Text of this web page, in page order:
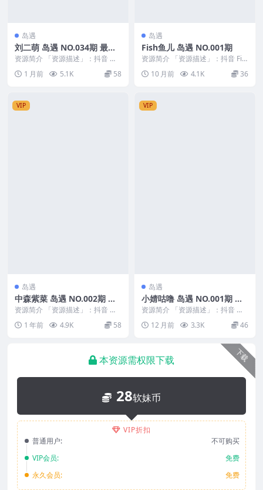
岛遇
刘二萌 岛遇 NO.034期 最新
至：2026.6.27
资源简介 「资源描述」：抖音 刘
二萌 岛遇 NO.034期 【20P】最新
至：2...
1 月前 5.1K 58
岛遇
Fish鱼儿 岛遇 NO.001期
资源简介 「资源描述」：抖音 Fis
h鱼儿 岛遇 NO.001期 【12V】
「...10 月前 4.1K 36
VIP
岛遇
中森紫菜 岛遇 NO.002期 最
新至：2025.6.9
资源简介 「资源描述」：抖音 中
森紫菜 岛遇 NO.002期 【23V】最
新至：...
1 年前 4.9K 58
VIP
岛遇
小婧咕噜 岛遇 NO.001期 最
新至：2025.8.18
资源简介 「资源描述」：抖音 小
婧咕噜 岛遇 NO.001期 【24P12
V】最...
12 月前 3.3K 46
下载
本资源需权限下载
28软妹币
VIP折扣
普通用户:
不可购买
VIP会员:
免费
永久会员:
免费